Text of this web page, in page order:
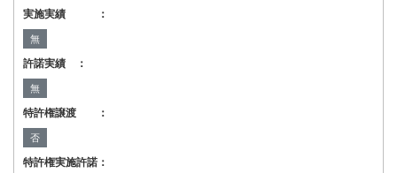
実施実績 ：
無
許諾実績 ：
無
特許権譲渡 ：
否
特許権実施許諾：